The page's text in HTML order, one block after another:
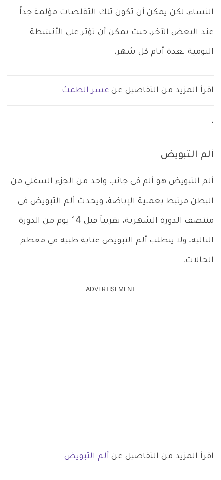
النساء، لكن يمكن أن تكون تلك التقلصات مؤلمة جداً
عند البعض الآخر، حيث يمكن أن تؤثر على الأنشطة
اليومية لعدة أيام كل شهر.
اقرأ المزيد من التفاصيل عن عسر الطمث
.
ألم التبويض
ألم التبويض هو ألم في جانب واحد من الجزء السفلي من
البطن مرتبط بعملية الإباضة، ويحدث ألم التبويض في
منتصف الدورة الشهرية، تقريباً قبل 14 يوم من الدورة
التالية. ولا يتطلب ألم التبويض عناية طبية في معظم
الحالات.
ADVERTISEMENT
اقرأ المزيد من التفاصيل عن ألم التبويض